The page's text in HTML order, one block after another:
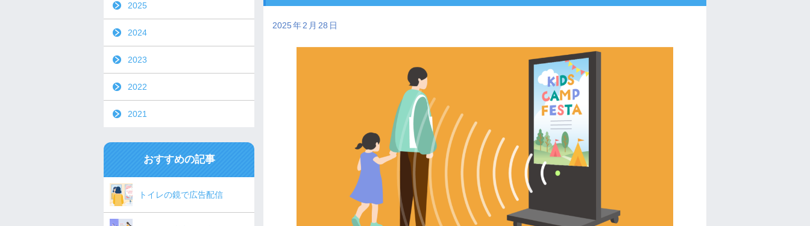
2025年2 月 28 日
2025
2024
2023
2022
2021
おすすめの記事
トイレの鏡で広告配信